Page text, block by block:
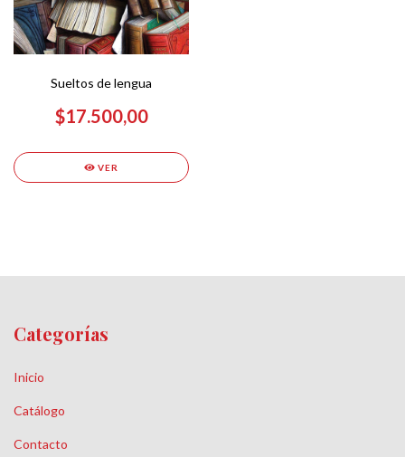
Sueltos de lengua
$17.500,00
VER
Categorías
Inicio
Catálogo
Contacto